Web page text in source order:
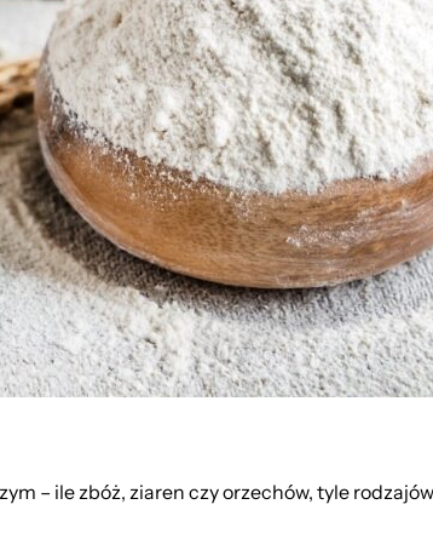
– ile zbóż, ziaren czy orzechów, tyle